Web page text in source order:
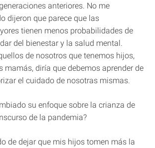
anteriores. No me
dijeron que parece que las
tienen menos probabilidades de
del bienestar y la salud mental.
de nosotros que tenemos hijos,
mamás, diría que debemos aprender de
el cuidado de nosotras mismas.
su enfoque sobre la crianza de
de la pandemia?
de dejar que mis hijos tomen más la